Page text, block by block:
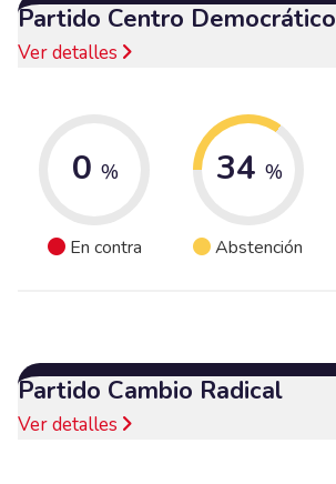
Partido Centro Democrático
Ver detalles
0 %
En contra
34 %
Abstención
Partido Cambio Radical
Ver detalles